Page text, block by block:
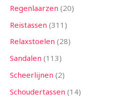
Regenlaarzen 20
Reistassen 311
Relaxstoelen 28
Sandalen 113
Scheerlijnen 2
Schoudertassen 14